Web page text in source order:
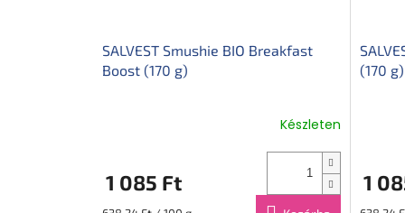
SALVEST Smushie BIO Breakfast
Boost (170 g)
Készleten
1 085 Ft
(170 g)
1